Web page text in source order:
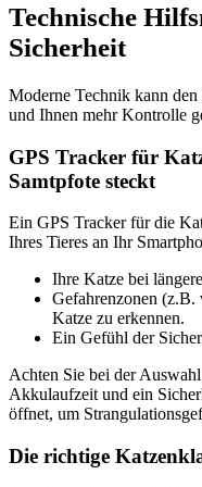
Technische
Sicherheit
Moderne Technik kann
und Ihnen mehr Kontrolle
GPS Tracker für
Samtpfote steckt
Ein GPS Tracker für die
Ihres Tieres an Ihr
Ihre Katze bei
Gefahrenzonen (z.B.
Katze zu erkennen.
Ein Gefühl der
Achten Sie bei der
Akkulaufzeit und ein
öffnet, um
Die richtige